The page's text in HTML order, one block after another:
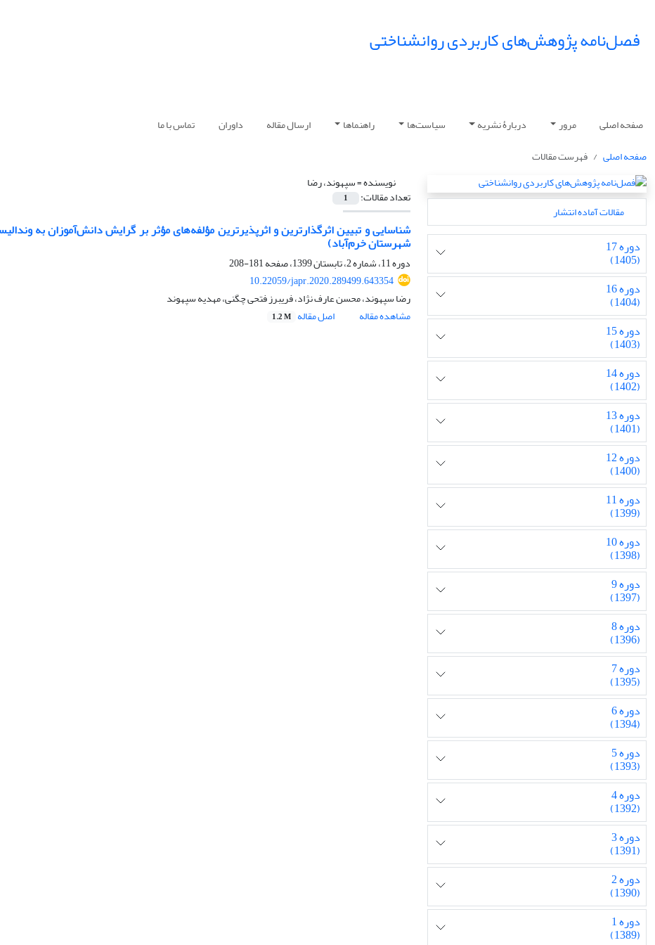
فصل‌نامه پژوهش‌های کاربردی روانشناختی
صفحه اصلی مرور دربارۀ نشریه سیاست‌ها راهنماها ارسال مقاله داوران
تماس با ما
صفحه اصلی
فهرست مقالات
مقالات آماده انتشار
دوره 17
(1405)
دوره 16
(1404)
دوره 15
(1403)
دوره 14
(1402)
دوره 13
(1401)
دوره 12
(1400)
دوره 11
(1399)
دوره 10
(1398)
دوره 9
(1397)
دوره 8
(1396)
دوره 7
(1395)
دوره 6
(1394)
دوره 5
(1393)
دوره 4
(1392)
دوره 3
(1391)
دوره 2
(1390)
دوره 1
(1389)
نویسنده =سپهوند، رضا
تعداد مقالات: 1
شناسایی و تبیین اثرگذارترین و اثرپذیرترین مؤلفه‌های مؤثر بر گرایش دانش‌آموزان به
شهرستان خرم‌آباد)
دوره 11، شماره 2، تابستان 1399، صفحه
181-208
10.22059/japr.2020.289499.643354
رضا سپهوند، محسن عارف نژاد، فریبرز فتحی چگنی، مهدیه سپهوند
مشاهده مقاله
اصل مقاله 1.2 M